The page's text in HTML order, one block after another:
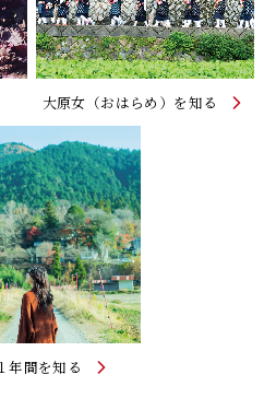
大原女（おはらめ）を知る
年間を知る